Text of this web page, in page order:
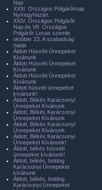
Nap
XXIII. Országos Polgárőrnap
Nyíregyházán.
XXIV. Országos Polgárőr
Nap és VII. Országos
Polgárőr Lovas szemle
október 23. A szabadság
napja
Áldott Húsvéti Ünnepeket
Kívánunk
Áldott Húsvéti Ünnepeket
Kívánunk
Áldott Húsvéti Ünnepeket
Kívánunk
Áldott húsvéti ünnepeket
kívánunk!
Áldott, Békés Karácsonyi
Ünnepeket Kívánunk
Áldott, Békés Karácsonyi
Ünnepeket Kívánunk
Áldott, Békés Karácsonyi
Ünnepeket Kívánunk
Áldott, Békés Karácsonyi
Ünnepeket Kívánunk!
Áldott, békés húsvéti
ünnepeket kívánunk!
Áldott, békés, boldog
Karácsonyi Ünnepeket
kívánunk
Áldott, békés, boldog
Karácsonyi Ünnepeket